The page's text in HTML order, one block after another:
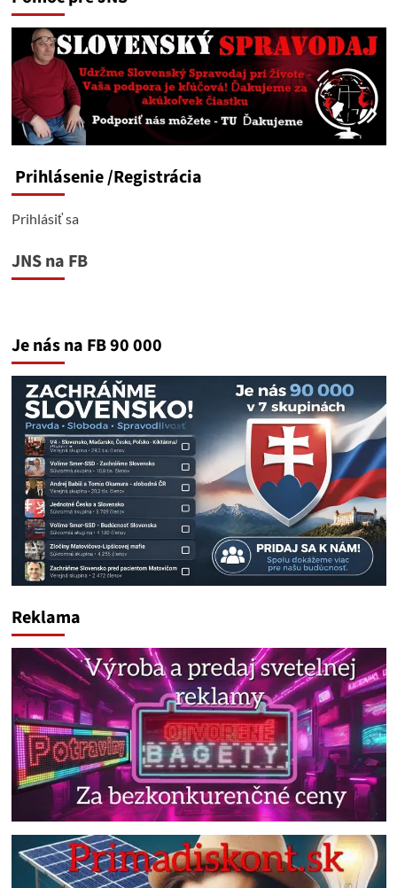
Prihlásenie/Registrácia
Prihlásiť sa
JNS na FB
Je nás na FB 90 000
Reklama